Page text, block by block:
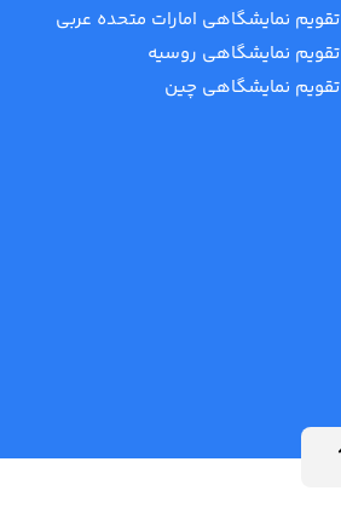
تقویم نمایشگاهی امارات متحده عربی
تقویم نمایشگاهی روسیه
تقویم نمایشگاهی چین